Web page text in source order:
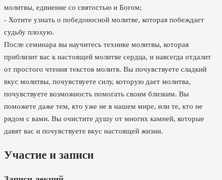
молитвы, единение со святостью и Богом;
- Хотите узнать о победоносной молитве, которая побеждает
судьбу плохую.
После семинара вы научитесь технике молитвы, которая
приблизит вас к настоящей молитве сердца, и навсегда отдалит
от простого чтения текстов молитв. Вы почувствуете сладкий
вкус молитвы, почувствуете силу, которую дает молитва,
почувствуете возможность помогать своим близким. Вы
поможете даже тем, кто уже не в нашем мире, или те, кто не
рядом с вами. Вы очистите душу от многих камней, которые
давят вас и почувствуете вкус настоящей жизни.
Участие и записи